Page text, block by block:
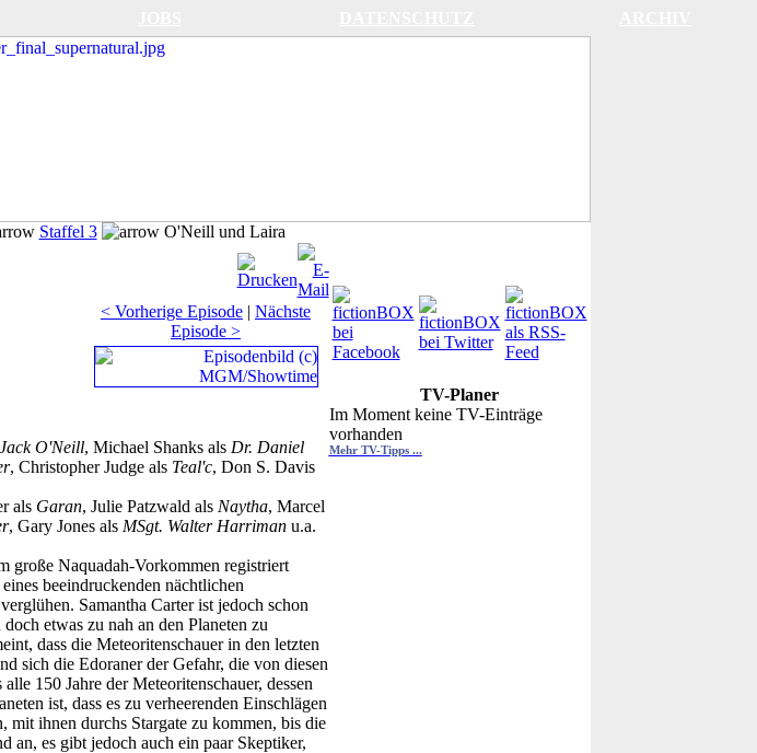
Staffel 3
O'Neill und Laira
< Vorherige Episode | Nächste
Episode >
O'Neill, Michael Shanks als Dr. Daniel
, Christopher Judge als Teal'c, Don S. Davis
als Garan, Julie Patzwald als Naytha, Marcel
, Gary Jones als MSgt. Walter Harrimanu.a.
große Naquadah-Vorkommen registriert
beeindruckenden nächtlichen
Samantha Carter ist jedoch schon
etwas zu nah an den Planeten zu
dass die Meteoritenschauer in den letzten
sich die Edoraner der Gefahr, die von diesen
150 Jahre der Meteoritenschauer, dessen
ist, dass es zu verheerenden Einschlägen
ihnen durchs Stargate zu kommen, bis die
an, es gibt jedoch auch ein paar Skeptiker,
TV-Planer
Im Moment keine TV-Einträge
vorhanden
Mehr TV-Tipps ...